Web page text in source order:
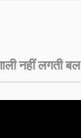
नहीं लगती बल